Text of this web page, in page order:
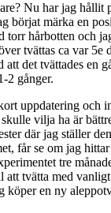
Nu har jag hållit
börjat märka en
torr hårbotten och
tvättas ca var 5e
att det tvättades en
2 gånger.
uppdatering och
vilja ha är
där jag ställer
får se om jag
tre
tvätta med
köper en ny